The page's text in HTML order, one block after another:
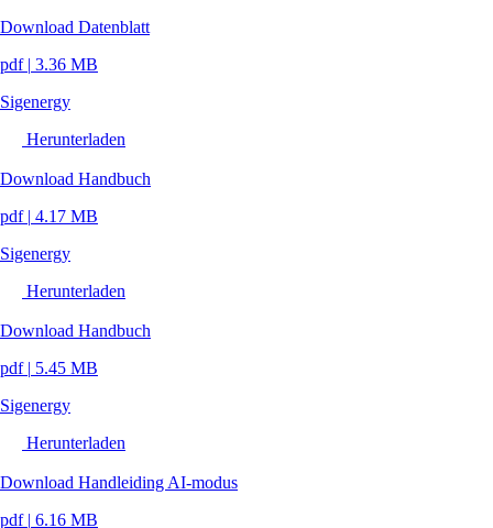
Download Datenblatt
pdf | 3.36 MB
Sigenergy
Herunterladen
Download Handbuch
pdf | 4.17 MB
Sigenergy
Herunterladen
Download Handbuch
pdf | 5.45 MB
Sigenergy
Herunterladen
Download Handleiding AI-modus
pdf | 6.16 MB